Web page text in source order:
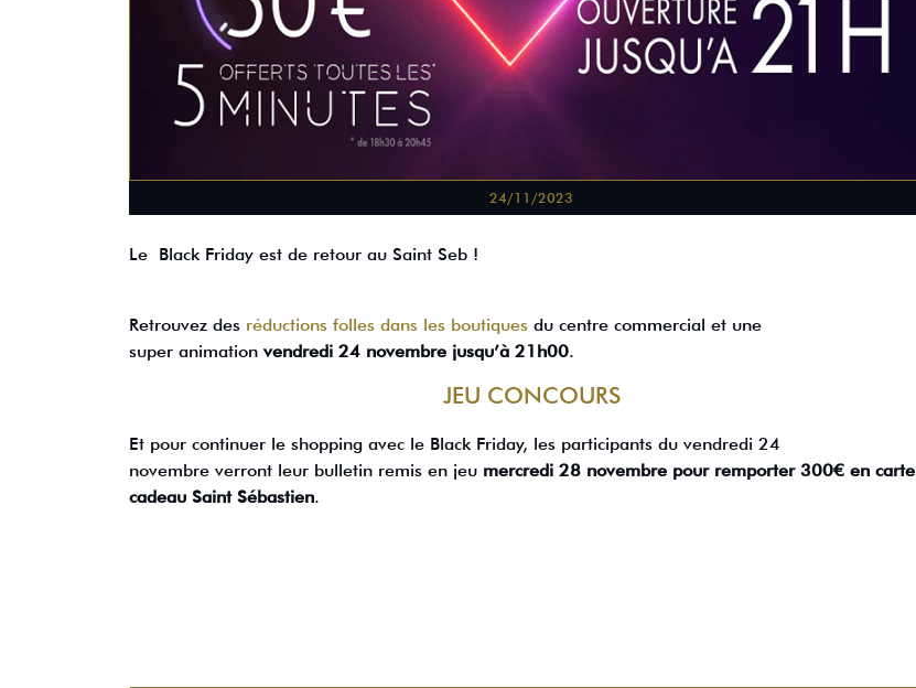
24/11/2023
Le Black Friday est de retour au Saint Seb !
Retrouvez des réductions folles dans les boutiques du centre commercial et une
super animationvendredi 24 novembre jusqu’à 21h00.
JEU CONCOURS
Et pour continuer le shopping avec le Black Friday, les participants du vendredi 24
novembre verront leur bulletin remis en jeu mercredi 28 novembre pour remporter 300€ en carte
cadeau Saint Sébastien.